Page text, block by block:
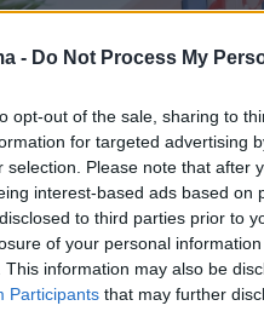
- Do Not Process My
opt-out of the sale, sharing to
for targeted advertising
selection. Please note that after
interest-based ads based
to third parties prior to
of your personal
This information may also be
Participants that may further
στην
και η
του Allwyn Care. Από
σκηνικό,
σε εθελοντική
δότες μυελού των